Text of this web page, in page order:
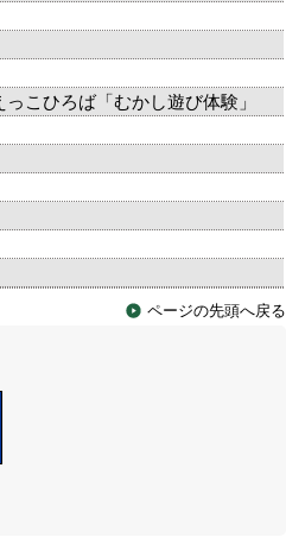
っこひろば「むかし遊び体験」
ページの先頭へ戻る